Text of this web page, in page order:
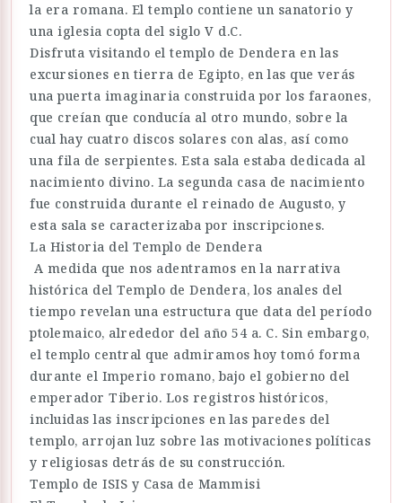
la era romana. El templo contiene un sanatorio y
una iglesia copta del siglo V d.C.
Disfruta visitando el templo de Dendera en las
excursiones en tierra de Egipto, en las que verás
una puerta imaginaria construida por los faraones,
que creían que conducía al otro mundo, sobre la
cual hay cuatro discos solares con alas, así como
una fila de serpientes. Esta sala estaba dedicada al
nacimiento divino. La segunda casa de nacimiento
fue construida durante el reinado de Augusto, y
esta sala se caracterizaba por inscripciones.
La Historia del Templo de Dendera
A medida que nos adentramos en la narrativa
histórica del Templo de Dendera, los anales del
tiempo revelan una estructura que data del período
ptolemaico, alrededor del año 54 a. C. Sin embargo,
el templo central que admiramos hoy tomó forma
durante el Imperio romano, bajo el gobierno del
emperador Tiberio. Los registros históricos,
incluidas las inscripciones en las paredes del
templo, arrojan luz sobre las motivaciones políticas
y religiosas detrás de su construcción.
Templo de ISIS y Casa de Mammisi